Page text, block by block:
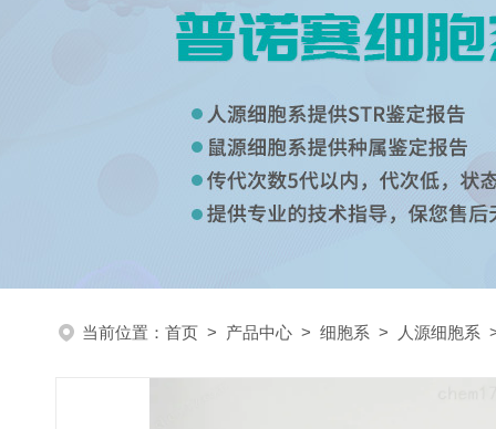
当前位置： 首页 > 产品中心 > 细胞系 > 人源细胞系